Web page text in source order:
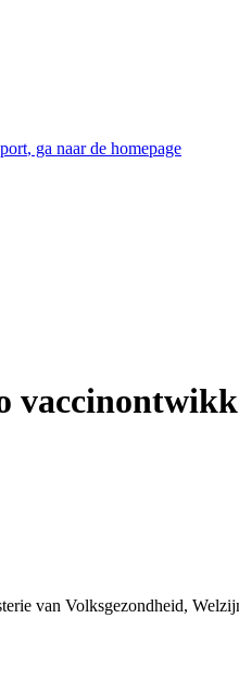
, ga naar de homepage
van Volksgezondheid,